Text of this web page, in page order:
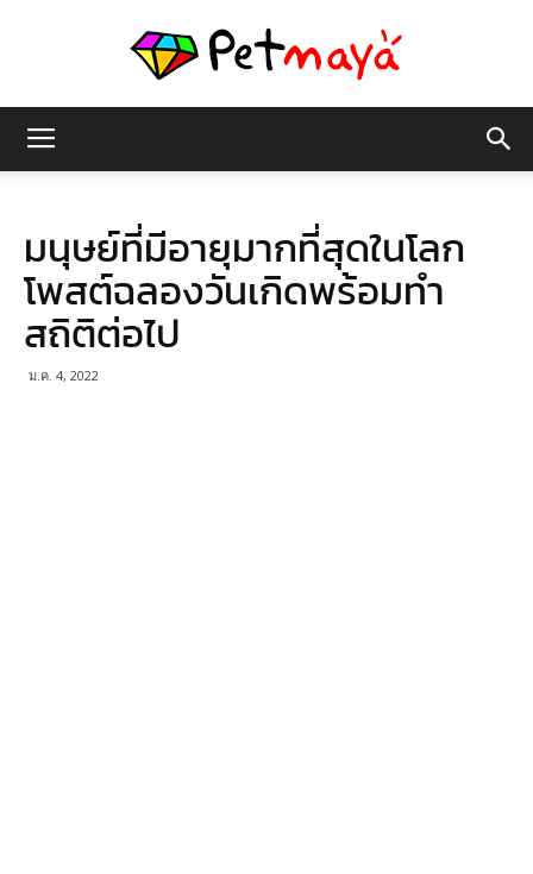
มายา
มนุษย์ที่มีอายุมากที่สุดในโลก
โพสต์ฉลองวันเกิดพร้อมทำ
สถิติต่อไป
ม.ค. 4, 2022